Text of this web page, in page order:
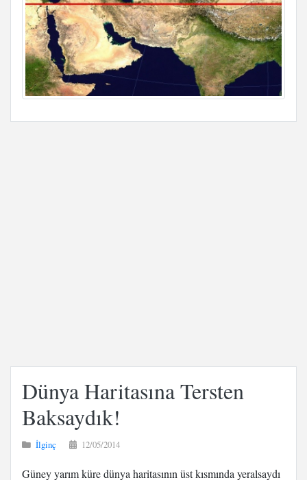
Dünya Haritasına Tersten
Baksaydık!
İlginç 12/05/2014
Güney yarım küre dünya haritasının üst kısmında yeralsaydı